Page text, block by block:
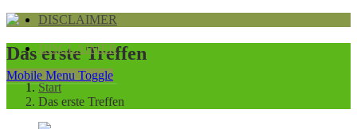
DISCLAIMER
Mobile Menu Toggle
DISCLAIMER
Das erste Treffen
Start
Das erste Treffen